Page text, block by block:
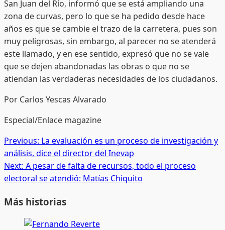
San Juan del Río, informó que se está ampliando una
zona de curvas, pero lo que se ha pedido desde hace
años es que se cambie el trazo de la carretera, pues son
muy peligrosas, sin embargo, al parecer no se atenderá
este llamado, y en ese sentido, expresó que no se vale
que se dejen abandonadas las obras o que no se
atiendan las verdaderas necesidades de los ciudadanos.
Por Carlos Yescas Alvarado
Especial/Enlace magazine
Post
navigation
Previous: La evaluación es un proceso de investigación y
análisis, dice el director del Inevap
Next: A pesar de falta de recursos, todo el proceso
electoral se atendió: Matías Chiquito
Más historias